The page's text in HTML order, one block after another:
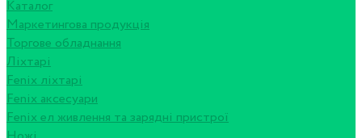
Каталог
Маркетингова продукція
Торгове обладнання
Ліхтарі
Fenix ліхтарі
Fenix аксесуари
Fenix ел живлення та зарядні пристрої